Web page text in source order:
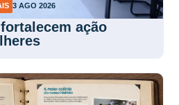
3 AGO 2026
ação